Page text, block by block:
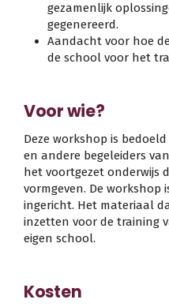
gezamenlijk
gegenereerd.
Aandacht voor hoe
de school voor het
Voor wie?
Deze workshop is
en andere begeleiders
het voortgezet onderwijs
vormgeven. De
ingericht. Het materiaal
inzetten voor de training
eigen school.
Kosten